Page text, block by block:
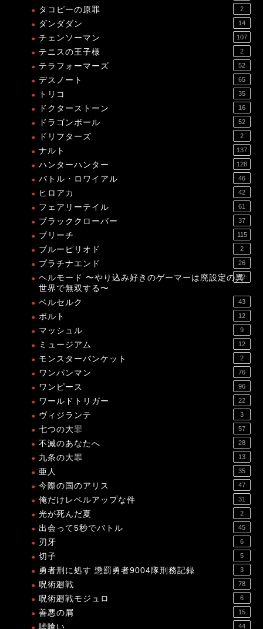
タコピーの原罪 2
ダンダダン 14
チェンソーマン 107
テニスの王子様 2
テラフォーマーズ 52
デスノート 65
トリコ 35
ドクターストーン 16
ドラゴンボール 52
ドリフターズ 2
ナルト 137
ハンターハンター 128
バトル・ロワイアル 46
ヒロアカ 42
フェアリーテイル 61
ブラッククローバー 37
ブリーチ 115
ブルーピリオド 2
プラチナエンド 26
ヘルモード 〜やり込み好きのゲーマーは廃設定の異
世界で無双する〜
12
ベルセルク 43
ボルト 12
マッシュル 9
ミュージアム 12
モンスターバンケット 2
ワンパンマン 76
ワンピース 96
ワールドトリガー 22
ヴィジランテ 3
七つの大罪 57
不滅のあなたへ 28
九条の大罪 13
亜人 35
今際の国のアリス 47
俺だけレベルアップな件 31
光が死んだ夏 2
出会って5秒でバトル 45
刃牙 6
切子 5
勇者刑に処す 懲罰勇者9004隊刑務記録 3
呪術廻戦 78
呪術廻戦モジュロ 6
善悪の屑 15
嘘喰い 44